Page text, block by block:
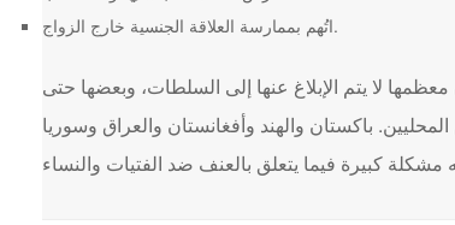
اتُهم بممارسة العلاقة الجنسية خارج الزواج.
ما يصل إلى 100,000 جريمة شرف سنويًا، وأن معظمها لا يتم الإبلاغ عنها إلى السلطات، وبعضها حتى
باكستان والهند وأفغانستان والعراق وسوريا